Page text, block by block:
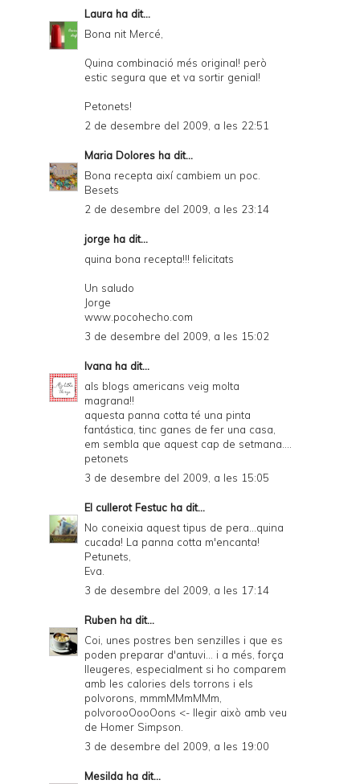
Laura ha dit...
Bona nit Mercé,
Quina combinació més original! però
estic segura que et va sortir genial!
Petonets!
2 de desembre del 2009, a les 22:51
Maria Dolores ha dit...
Bona recepta així cambiem un poc.
Besets
2 de desembre del 2009, a les 23:14
jorge ha dit...
quina bona recepta!!! felicitats
Un saludo
Jorge
www.pocohecho.com
3 de desembre del 2009, a les 15:02
Ivana ha dit...
als blogs americans veig molta
magrana!!
aquesta panna cotta té una pinta
fantástica, tinc ganes de fer una casa,
em sembla que aquest cap de setmana....
petonets
3 de desembre del 2009, a les 15:05
El cullerot Festuc ha dit...
No coneixia aquest tipus de pera...quina
cucada! La panna cotta m'encanta!
Petunets,
Eva.
3 de desembre del 2009, a les 17:14
Ruben ha dit...
Coi, unes postres ben senzilles i que es
poden preparar d'antuvi... i a més, força
lleugeres, especialment si ho comparem
amb les calories dels torrons i els
polvorons, mmmMMmMMm,
polvorooOooOons <- llegir això amb veu
de Homer Simpson.
3 de desembre del 2009, a les 19:00
Mesilda ha dit...